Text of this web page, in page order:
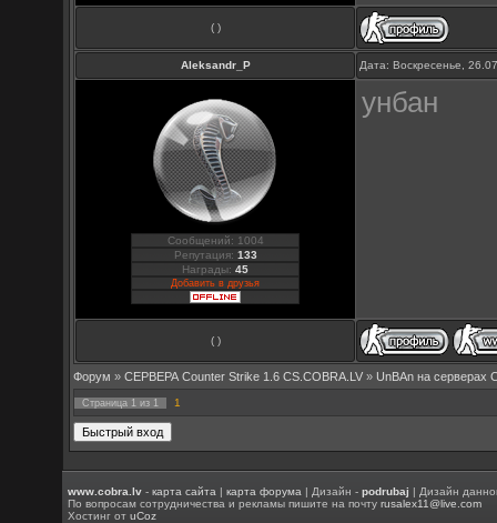
( )
Aleksandr_P Дата: Воскресенье,
Сообщений: 1004
Репутация: 133
Награды:45
Добавить в друзья
унбан
( )
Форум » СЕРВЕРА Counter Strike 1.6 CS.COBRA.LV » UnBAn на серверах
Страница 1 из 1 1
www.cobra.lv -карта сайта |карта форума | Дизайн -podrubaj | Дизайн
По вопросам сотрудничества и рекламы пишите на почтуrusalex11@live.com
Хостинг отuCoz